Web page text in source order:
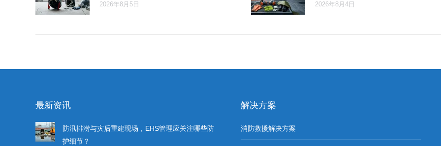
2026年8月5日 2026年8月4日
最新资讯
防汛排涝与灾后重建现场，EHS管理应关注哪些防
护细节？
解决方案
消防救援解决方案